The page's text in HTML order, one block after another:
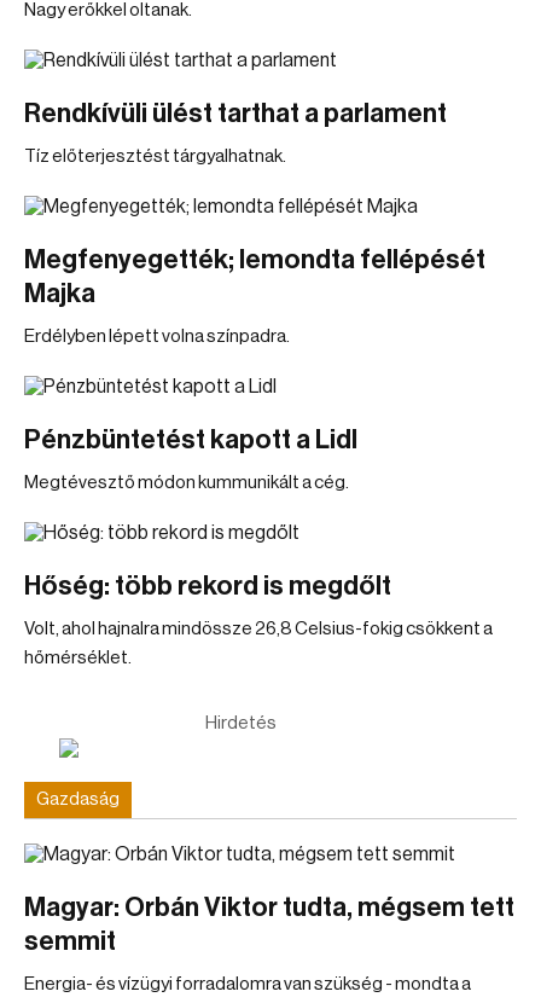
Nagy erőkkel oltanak.
Rendkívüli ülést tarthat a parlament
Tíz előterjesztést tárgyalhatnak.
Megfenyegették; lemondta fellépését
Majka
Erdélyben lépett volna színpadra.
Pénzbüntetést kapott a Lidl
Megtévesztő módon kummunikált a cég.
Hőség: több rekord is megdőlt
Volt, ahol hajnalra mindössze 26,8 Celsius-fokig csökkent a
hőmérséklet.
Hirdetés
Gazdaság
Magyar: Orbán Viktor tudta, mégsem tett
semmit
Energia- és vízügyi forradalomra van szükség - mondta a